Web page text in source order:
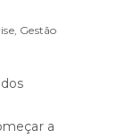
, Gestão
a